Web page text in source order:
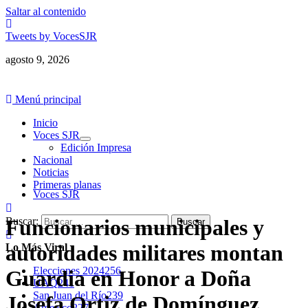
Saltar al contenido
Tweets by VocesSJR
agosto 9, 2026
Menú principal
Inicio
Voces SJR
Edición Impresa
Nacional
Noticias
Primeras planas
Buscar:
Lo Más Viral
Elecciones 2024256
UAQ241
San Juan del Río239
Voces SJR
Funcionarios municipales y
autoridades militares montan
Guardia en Honor a Doña